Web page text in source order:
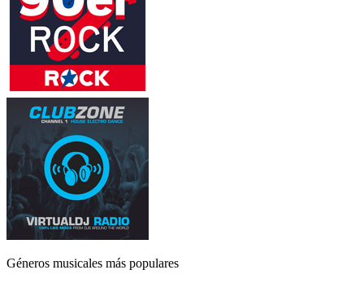
Géneros musicales más populares